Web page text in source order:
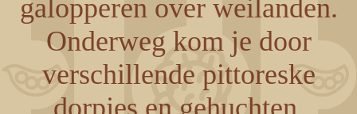
galopperen over weilanden.
Onderweg kom je door
verschillende pittoreske
dorpjes en gehuchten.